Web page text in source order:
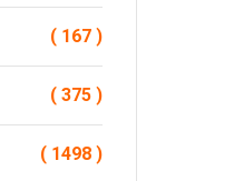
( 167 )
( 375 )
( 1498 )